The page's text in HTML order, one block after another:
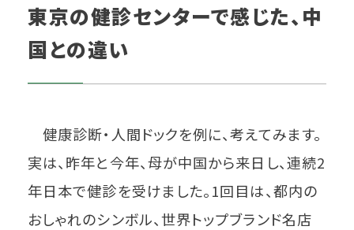
東京の健診センターで感じた、中
国との違い
健康診断・人間ドックを例に、考えてみます。
実は、昨年と今年、母が中国から来日し、連続2
年日本で健診を受けました。1回目は、都内の
おしゃれのシンボル、世界トップブランド名店